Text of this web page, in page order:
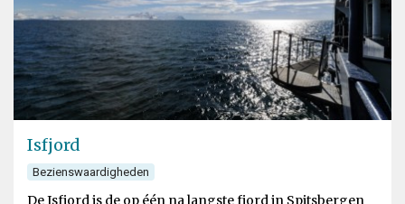
Isfjord
Bezienswaardigheden
De Isfjord is de op één na langste fjord in Spitsbergen